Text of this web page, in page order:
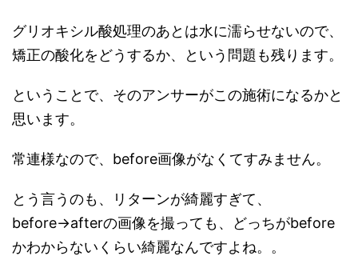
グリオキシル酸処理のあとは水に濡らせないので、
矯正の酸化をどうするか、という問題も残ります。
ということで、そのアンサーがこの施術になるかと
思います。
常連様なので、before画像がなくてすみません。
とう言うのも、リターンが綺麗すぎて、
before→afterの画像を撮っても、どっちがbefore
かわからないくらい綺麗なんですよね。。